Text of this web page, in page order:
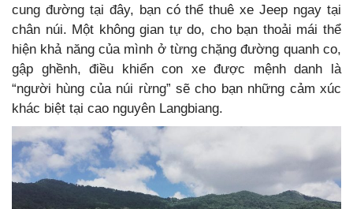
cung đường tại đây, bạn có thể thuê xe Jeep ngay tại
chân núi. Một không gian tự do, cho bạn thoải mái thể
hiện khả năng của mình ở từng chặng đường quanh co,
gập ghềnh, điều khiển con xe được mệnh danh là
“người hùng của núi rừng” sẽ cho bạn những cảm xúc
khác biệt tại cao nguyên Langbiang.